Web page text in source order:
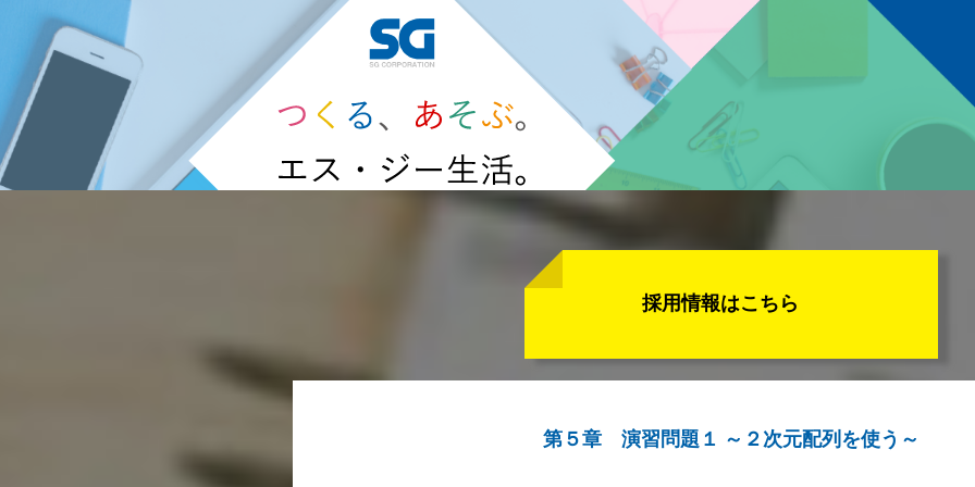
採用情報はこちら
第５章 演習問題１ ～２次元配列を使う～